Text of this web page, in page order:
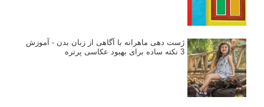
ژست دهی ماهرانه با آگاهی از زبان بدن - آموزش
3 نکته ساده برای بهبود عکاسی پرتره